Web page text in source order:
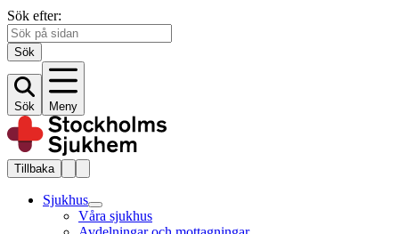
Sök efter:
Sök
Sök Meny
Tillbaka
Sjukhus
Våra sjukhus